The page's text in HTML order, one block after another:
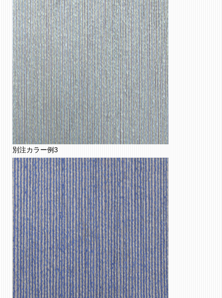
別注カラー例3